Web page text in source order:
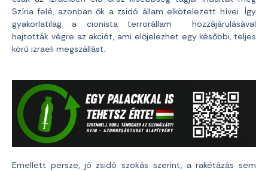
Szíria felé, azonban ők a zsidó állam elkötelezett hívei. Így
gyakorlatilag a cionista terrorállam hozzájárulásával
hajtották végre az akciót, ami előjelezhet egy későbbi, teljes
körű izraeli megszállást.
Emellett persze, jó zsidó szokás szerint, a rakétázás sem